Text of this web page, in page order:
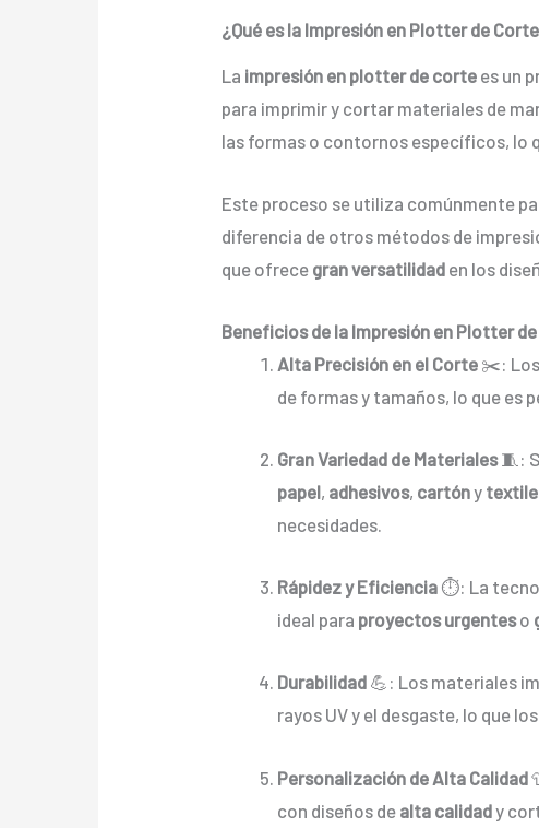
¿Qué es la Impresión en Plotter de
La impresión en plotter de corte es un
para imprimir y cortar materiales de
las formas o contornos específicos, lo
Este proceso se utiliza comúnmente
diferencia de otros métodos de
que ofrece gran versatilidad en los
Beneficios de la Impresión en Plotter
Alta Precisión en el Corte ✂️: Los
de formas y tamaños, lo que es
Gran Variedad de Materiales🧵:
papel, adhesivos, cartóny
necesidades.
Rápidez y Eficiencia ⏱️: La
ideal para proyectos urgenteso
Durabilidad 💪: Los materiales
rayos UV y el desgaste, lo que
Personalización de Alta Calidad
con diseños de alta calidady